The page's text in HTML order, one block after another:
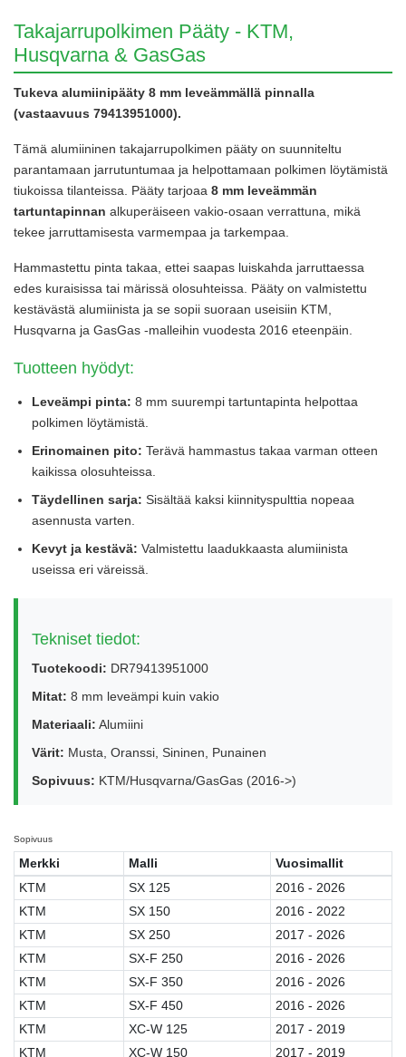
Takajarrupolkimen Pääty - KTM,
Husqvarna & GasGas
Tukeva alumiinipääty 8 mm leveämmällä pinnalla
(vastaavuus 79413951000).
Tämä alumiininen takajarrupolkimen pääty on suunniteltu
parantamaan jarrutuntumaa ja helpottamaan polkimen löytämistä
tiukoissa tilanteissa. Pääty tarjoaa 8 mm leveämmän
tartuntapinnan alkuperäiseen vakio-osaan verrattuna, mikä
tekee jarruttamisesta varmempaa ja tarkempaa.
Hammastettu pinta takaa, ettei saapas luiskahda jarruttaessa
edes kuraisissa tai märissä olosuhteissa. Pääty on valmistettu
kestävästä alumiinista ja se sopii suoraan useisiin KTM,
Husqvarna ja GasGas -malleihin vuodesta 2016 eteenpäin.
Tuotteen hyödyt:
Leveämpi pinta: 8 mm suurempi tartuntapinta helpottaa
polkimen löytämistä.
Erinomainen pito: Terävä hammastus takaa varman otteen
kaikissa olosuhteissa.
Täydellinen sarja: Sisältää kaksi kiinnityspulttia nopeaa
asennusta varten.
Kevyt ja kestävä: Valmistettu laadukkaasta alumiinista
useissa eri väreissä.
Tekniset tiedot:
Tuotekoodi: DR79413951000
Mitat: 8 mm leveämpi kuin vakio
Materiaali: Alumiini
Värit: Musta, Oranssi, Sininen, Punainen
Sopivuus: KTM/Husqvarna/GasGas (2016->)
Sopivuus
Merkki Malli
Vuosimallit
KTM
SX 125
2016 - 2026
KTM
SX 150
2016 - 2022
KTM
SX 250
2017 - 2026
KTM
SX-F 250
2016 - 2026
KTM
SX-F 350
2016 - 2026
KTM
SX-F 450
2016 - 2026
KTM
XC-W 125
2017 - 2019
KTM
XC-W 150 2017 - 2019